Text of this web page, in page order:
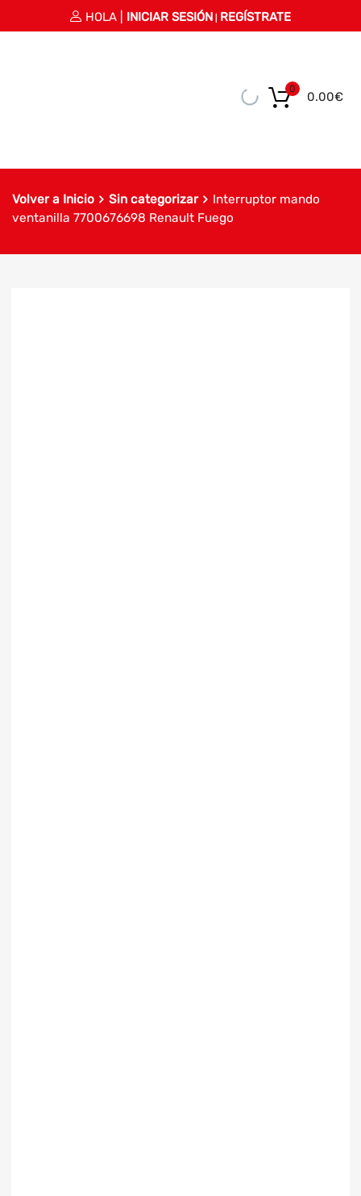
HOLA | INICIAR SESIÓN REGÍSTRATE
0.00€
0
Volver a Inicio Sin categorizar
Interruptor mando
ventanilla 7700676698 Renault Fuego